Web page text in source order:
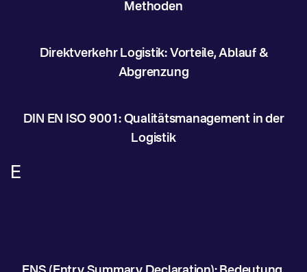
Methoden
Direktverkehr Logistik: Vorteile, Ablauf &
Abgrenzung
DIN EN ISO 9001: Qualitätsmanagement in der
Logistik
E